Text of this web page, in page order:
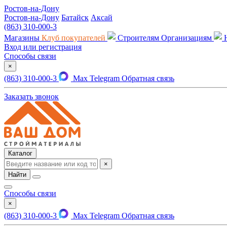
Ростов-на-Дону
Ростов-на-Дону Батайск Аксай
(863) 310-000-3
Магазины Клуб покупателей Строителям Организациям
Вход или регистрация
Способы связи
×
(863) 310-000-3 Max Telegram Обратная связь
Заказать звонок
Каталог
×
Найти
Способы связи
×
(863) 310-000-3 Max Telegram Обратная связь